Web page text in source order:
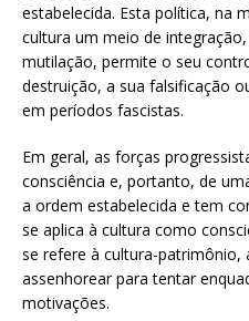
estabelecida. Esta política, na
cultura um meio de
mutilação, permite o seu
destruição, a sua falsificação
em períodos fascistas.
Em geral, as forças
consciência e, portanto, de
a ordem estabelecida e tem
se aplica à cultura como
se refere à cultura-patrimônio,
assenhorear para tentar
motivações.